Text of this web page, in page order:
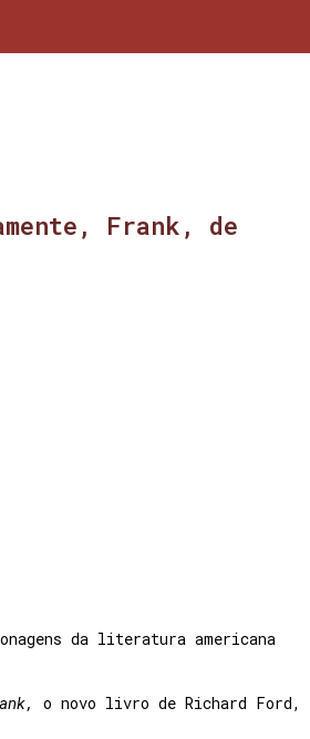
Frank, de
da literatura americana
o novo livro de Richard Ford,